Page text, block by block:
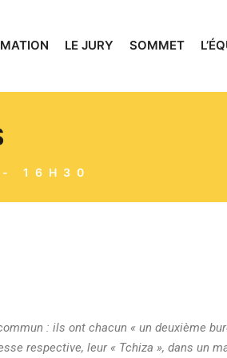
LE JURY SOMMET
16H30
: ils ont chacun « un deuxième
respective, leur « Tchiza », dans un